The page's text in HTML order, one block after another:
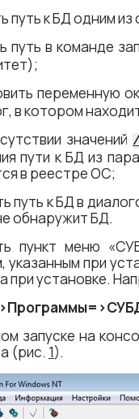
путь к БД одним
путь в команде
переменную
в котором
значений
пути к БД из
в реестре ОС;
путь к БД в
обнаружит БД.
пункт меню
указанным при
при установке.
запуске на
(рис. 1).